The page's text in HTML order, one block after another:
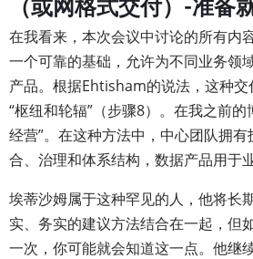
（或网格式交付）-准备
在我看来，本次会议中讨论的所有内
一个可靠的基础，允许为不同业务领
产品。根据Ehtisham的说法，这种
“枢纽和轮辐”（步骤8）。在我之前
经营”。在这种方法中，中心团队拥
合、治理和体系结构，数据产品用于
埃蒂沙姆属于这种罕见的人，他将长
实、务实的建议方法结合在一起，但
一次，你可能就会知道这一点。他继